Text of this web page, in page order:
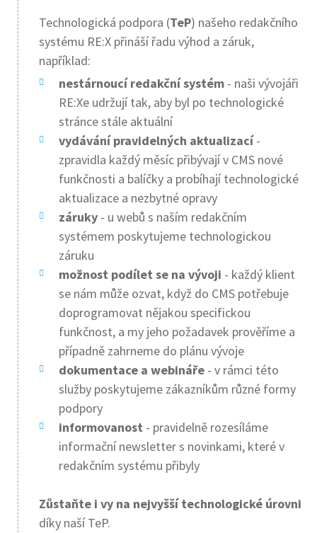
Technologická podpora (TeP) našeho redakčního
systému RE:X přináší řadu výhod a záruk,
například:
nestárnoucí redakční systém - naši vývojáři
RE:Xe udržují tak, aby byl po technologické
stránce stále aktuální
vydávání pravidelných aktualizací-
zpravidla každý měsíc přibývají v CMS nové
funkčnosti a balíčky a probíhají technologické
aktualizace a nezbytné opravy
záruky - u webů s naším redakčním
systémem poskytujeme technologickou
záruku
možnost podílet se na vývoji - každý klient
se nám může ozvat, když do CMS potřebuje
doprogramovat nějakou specifickou
funkčnost, a my jeho požadavek prověříme a
případně zahrneme do plánu vývoje
dokumentace a webináře - v rámci této
služby poskytujeme zákazníkům různé formy
podpory
informovanost - pravidelně rozesíláme
informační newsletter s novinkami, které v
redakčním systému přibyly
Zůstaňte i vy na nejvyšší technologické úrovni
díky naší TeP.